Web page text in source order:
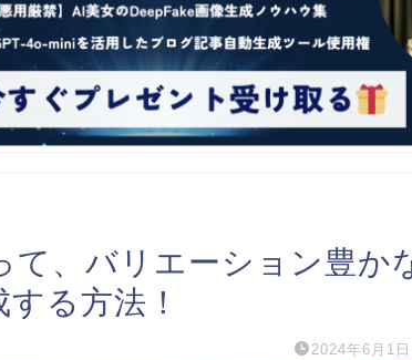
て、バリエーション豊か
る方法！
2024年6月1日